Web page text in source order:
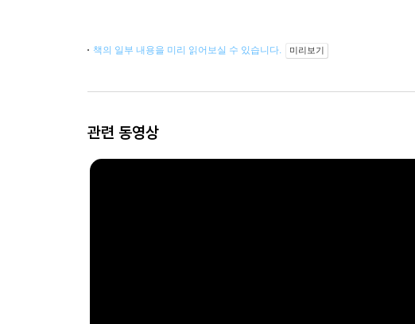
책의 일부 내용을 미리 읽어보실 수 있습니다. 미리보기
관련 동영상